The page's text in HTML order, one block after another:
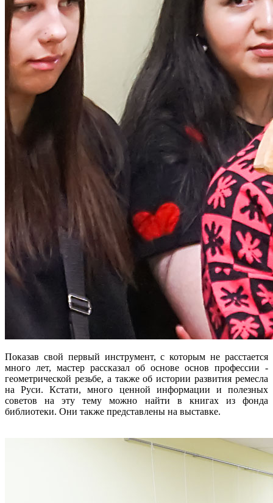
Показав свой первый инструмент, с которым не расстается
много лет, мастер рассказал об основе основ профессии -
геометрической резьбе, а также об истории развития ремесла
на Руси. Кстати, много ценной информации и полезных
советов на эту тему можно найти в книгах из фонда
библиотеки. Они также представлены на выставке.